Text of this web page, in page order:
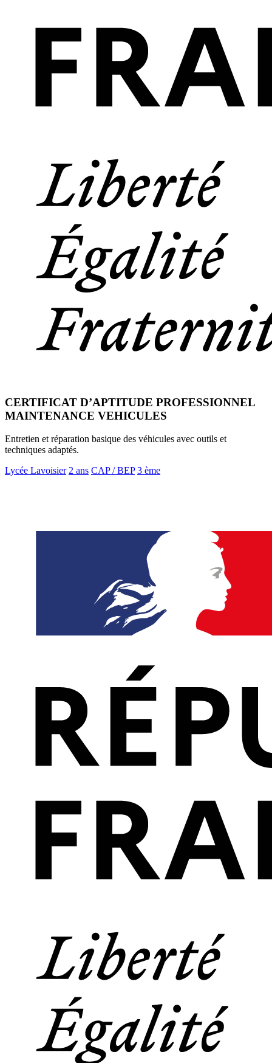
CERTIFICAT D’APTITUDE PROFESSIONNEL
MAINTENANCE VEHICULES
Entretien et réparation basique des véhicules avec outils et
techniques adaptés.
Lycée Lavoisier 2 ans CAP / BEP 3 ème